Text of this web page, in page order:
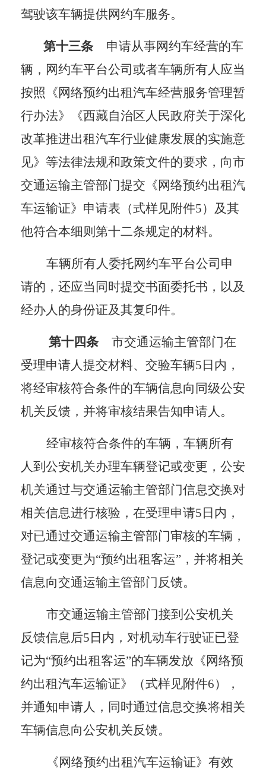
驾驶该车辆提供网约车服务。
第十三条
申请从事网约车经营的车
辆，网约车平台公司或者车辆所有人应当
按照《网络预约出租汽车经营服务管理暂
行办法》《西藏自治区人民政府关于深化
改革推进出租汽车行业健康发展的实施意
见》等法律法规和政策文件的要求，向市
交通运输主管部门提交《网络预约出租汽
车运输证》申请表（式样见附件5）及其
他符合本细则第十二条规定的材料。
车辆所有人委托网约车平台公司申
请的，还应当同时提交书面委托书，以及
经办人的身份证及其复印件。
第十四条 市交通运输主管部门在
受理申请人提交材料、交验车辆5日内，
将经审核符合条件的车辆信息向 同级公安
机关反馈，并将审核结果告知申请人。
经审核符合条件的车辆，车辆所有
人到公安机关办理车辆登记或变更，公安
机关通过与交通运输主管部门信息交换对
相关信息进行核验，在受理申请5日内，
对已通过交通运输主管部门审核的车辆，
登记或变更为“预约出租客运” ，并将相关
信息向交通运输主管部门反馈。
市交通运输主管部门接到公安机关
反馈信息后5日内，对机动车行驶证已登
记为“预约出租客运”的车辆发放《网络预
约出租汽车运输证》
（式样见附件6）
，
并通知申请人，同时通过信息交换将相关
车辆信息向公安机关反馈。
《网络预约出租汽车运输证》有效